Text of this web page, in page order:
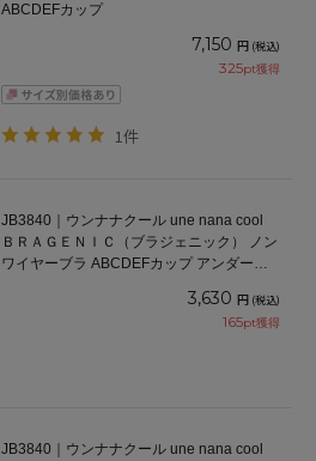
ABCDEFカップ
7,150 円 (税込)
325pt獲得
1件
JB3840｜ウンナナクール une nana cool
ＢＲＡＧＥＮＩＣ（ブラジェニック） ノン
ワイヤーブラ ABCDEFカップ アンダー
3,630 円 (税込)
165pt獲得
JB3840｜ウンナナクール une nana cool